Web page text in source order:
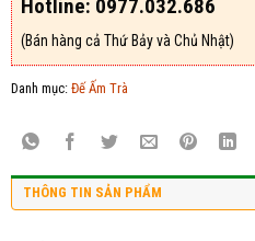
Hotline: 0977.032.686
(Bán hàng cả Thứ Bảy và Chủ Nhật)
Danh mục: Đế Ấm Trà
THÔNG TIN SẢN PHẨM